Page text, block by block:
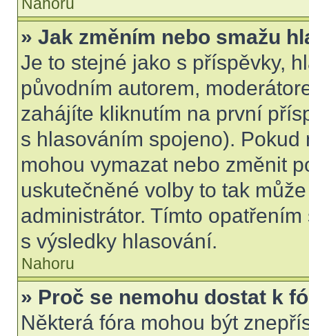
» Jak změním nebo smažu
Je to stejné jako s příspěvky,
původním autorem,
zahájíte kliknutím na první
s hlasováním spojeno).
mohou vymazat nebo změnit
uskutečněné volby to tak
administrátor. Tímto
s výsledky hlasování.
Nahoru
» Proč se nemohu dostat k
Některá fóra mohou být